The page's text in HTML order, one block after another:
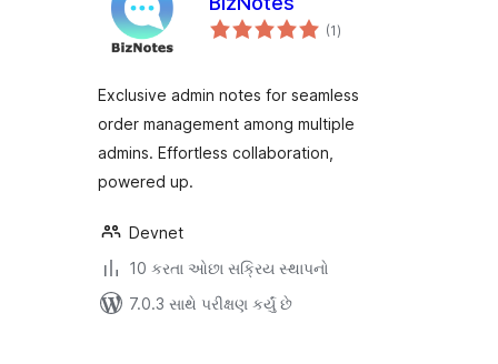
(1કુલ
રેટિંગ્સ
)
Exclusive admin notes for seamless
order management among multiple
admins. Effortless collaboration,
powered up.
Devnet
10 કરતા ઓછા સક્રિય સ્થાપનો
7.0.3 સાથે પરીક્ષણ કર્યું છે